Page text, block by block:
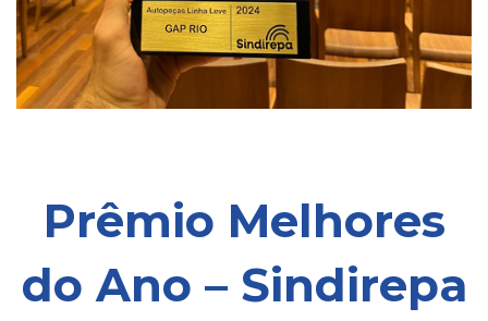
Prêmio Melhores
do Ano – Sindirepa